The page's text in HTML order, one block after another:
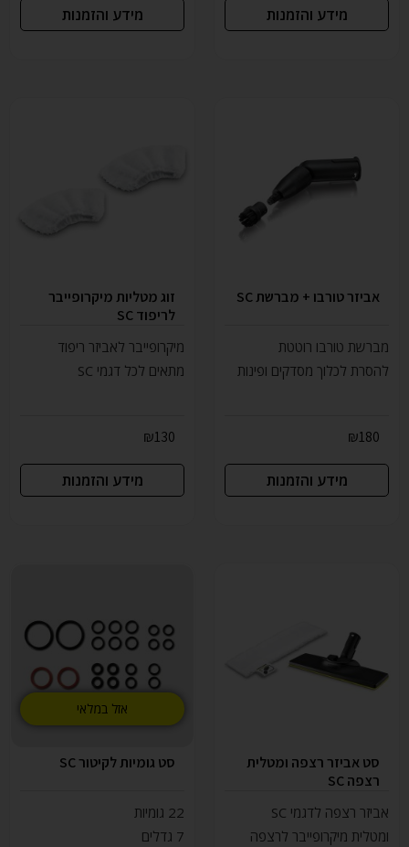
מידע והזמנות מידע והזמנות
אביזר טורבו + מברשת SC
מברשת טורבו רוטטת
להסרת לכלוך מסדקים ופינות
₪180
מידע והזמנות
זוג מטליות מיקרופייבר
לריפוד SC
מיקרופייבר לאביזר ריפוד
מתאים לכל דגמי SC
₪130
מידע והזמנות
סט אביזר רצפה ומטלית
רצפה SC
אביזר רצפה לדגמי SC
ומטלית מיקרופייבר לרצפה
אזל במלאי
סט גומיות לקיטור SC
22 גומיות
7 גדלים